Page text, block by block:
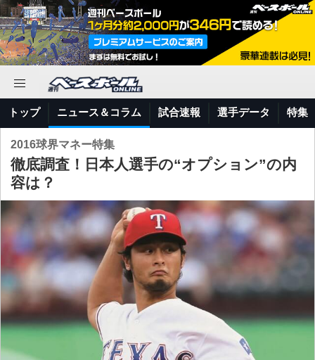
トップ ニュース＆コラム 試合速報 選手データ 特集
2016球界マネー特集
徹底調査！日本人選手の“オプション”の内
容は？